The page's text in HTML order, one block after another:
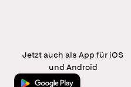
Jetzt auch als App für iOS
und Android
Jetzt bei Google Play